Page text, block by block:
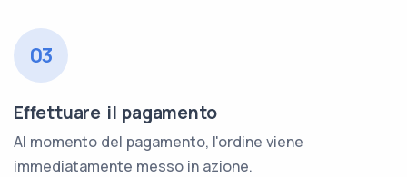
03
Effettuare il pagamento
Al momento del pagamento, l'ordine viene
immediatamente messo in azione.